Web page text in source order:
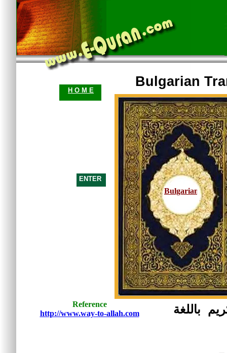
Bulgarian
باللغة
ENTER
H O M E
Bulgarian
Reference
http://www.way-to-allah.com